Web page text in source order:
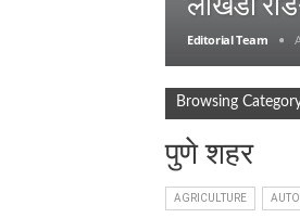
Editorial Team
Browsing
पुणे शहर
AGRICULTURE AUTO